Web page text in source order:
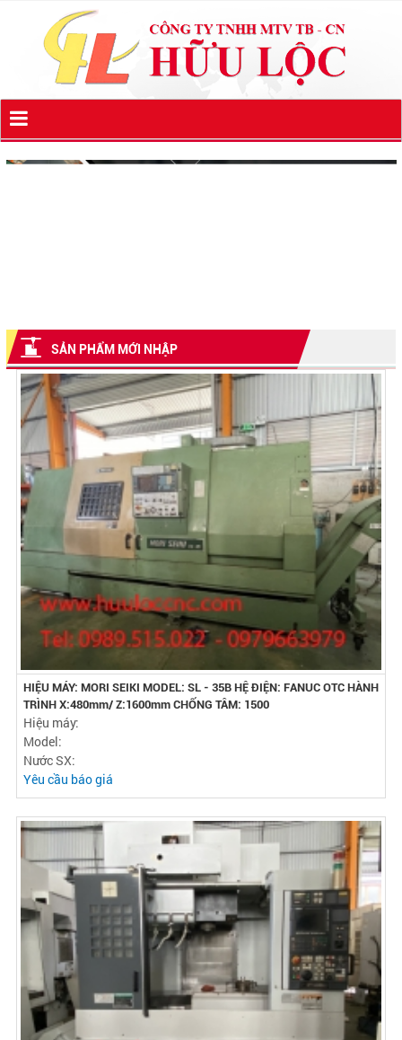
SẢN PHẨM MỚI NHẬP
HIỆU MÁY: MORI SEIKI MODEL: SL - 35B HỆ ĐIỆN: FANUC OTC HÀNH
TRÌNH X:480mm/ Z:1600mm CHỐNG TÂM: 1500
Hiệu máy:
Model:
Nước SX:
Yêu cầu báo giá